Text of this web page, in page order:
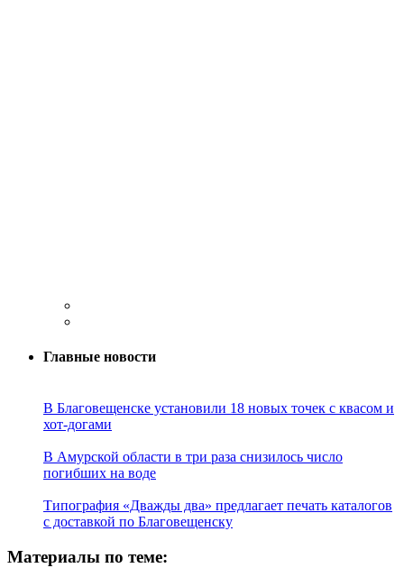
Главные новости
В Благовещенске установили 18 новых точек с квасом и
хот-догами
В Амурской области в три раза снизилось число
погибших на воде
Типография «Дважды два» предлагает печать каталогов
с доставкой по Благовещенску
Материалы по теме: